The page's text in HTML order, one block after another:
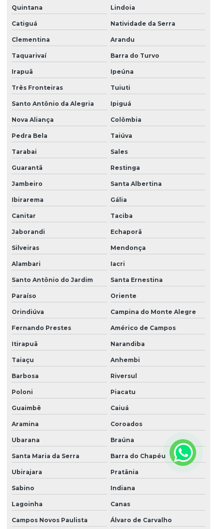
Quintana Lindoia
Catiguá Natividade da Serra
Clementina Arandu
Taquarivaí Barra do Turvo
Irapuã Ipeúna
Três Fronteiras Tuiuti
Santo Antônio da Alegria Ipiguá
Nova Aliança Colômbia
Pedra Bela Taiúva
Tarabai Sales
Guarantã Restinga
Jambeiro Santa Albertina
Ibirarema Gália
Canitar Taciba
Jaborandi Echaporã
Silveiras Mendonça
Alambari Iacri
Santo Antônio do Jardim Santa Ernestina
Paraíso Oriente
Orindiúva Campina do Monte Alegre
Fernando Prestes Américo de Campos
Itirapuã Narandiba
Taiaçu Anhembi
Barbosa Riversul
Poloni Piacatu
Guaimbê Caiuá
Aramina Coroados
Ubarana Braúna
Santa Maria da Serra Barra do Chapéu
Ubirajara Pratânia
Sabino Indiana
Lagoinha Canas
Campos Novos Paulista Álvaro de Carvalho